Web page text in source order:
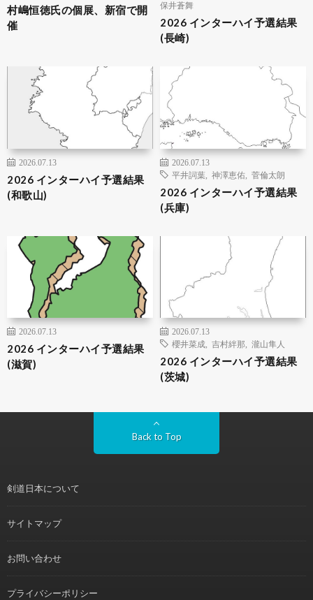
村嶋恒徳氏の個展、新宿で開
催
保井蒼舞
2026 インターハイ予選結果
(長崎)
2026.07.13
2026 インターハイ予選結果
(和歌山)
2026.07.13
平井詞葉
神澤恵佑 菅倫太朗
2026 インターハイ予選結果
(兵庫)
2026.07.13
2026 インターハイ予選結果
(滋賀)
2026.07.13
櫻井菜成
吉村絆那 瀧山隼人
2026 インターハイ予選結果
(茨城)
Back to Top
剣道日本について
サイトマップ
お問い合わせ
プライバシーポリシー